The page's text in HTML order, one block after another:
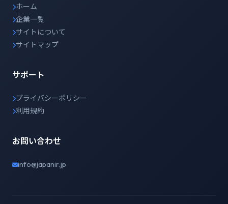
ホーム
企業一覧
サイトについて
サイトマップ
サポート
プライバシーポリシー
利用規約
お問い合わせ
info@japanir.jp